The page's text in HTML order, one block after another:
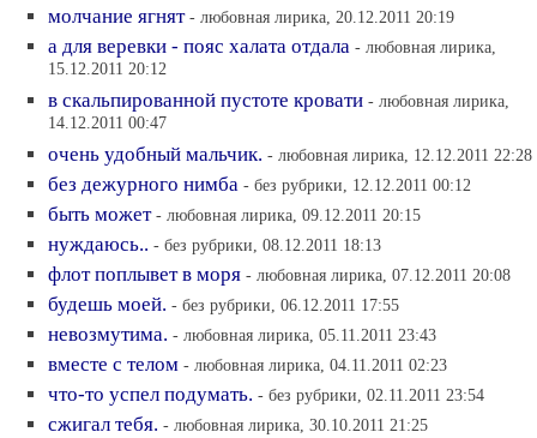
молчание ягнят - любовная лирика, 20.12.2011 20:19
а для веревки - пояс халата отдала - любовная лирика,
15.12.2011 20:12
в скальпированной пустоте кровати - любовная лирика,
14.12.2011 00:47
очень удобный мальчик. - любовная лирика, 12.12.2011 22:28
без дежурного нимба - без рубрики, 12.12.2011 00:12
быть может - любовная лирика, 09.12.2011 20:15
нуждаюсь.. - без рубрики, 08.12.2011 18:13
флот поплывет в моря - любовная лирика, 07.12.2011 20:08
будешь моей. - без рубрики, 06.12.2011 17:55
невозмутима. - любовная лирика, 05.11.2011 23:43
вместе с телом - любовная лирика, 04.11.2011 02:23
что-то успел подумать. - без рубрики, 02.11.2011 23:54
сжигал тебя. - любовная лирика, 30.10.2011 21:25